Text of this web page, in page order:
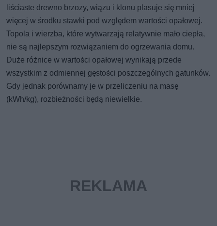
liściaste drewno brzozy, wiązu i klonu plasuje się mniej
więcej w środku stawki pod względem wartości opałowej.
Topola i wierzba, które wytwarzają relatywnie mało ciepła,
nie są najlepszym rozwiązaniem do ogrzewania domu.
Duże różnice w wartości opałowej wynikają przede
wszystkim z odmiennej gęstości poszczególnych gatunków.
Gdy jednak porównamy je w przeliczeniu na masę
(kWh/kg), rozbieżności będą niewielkie.